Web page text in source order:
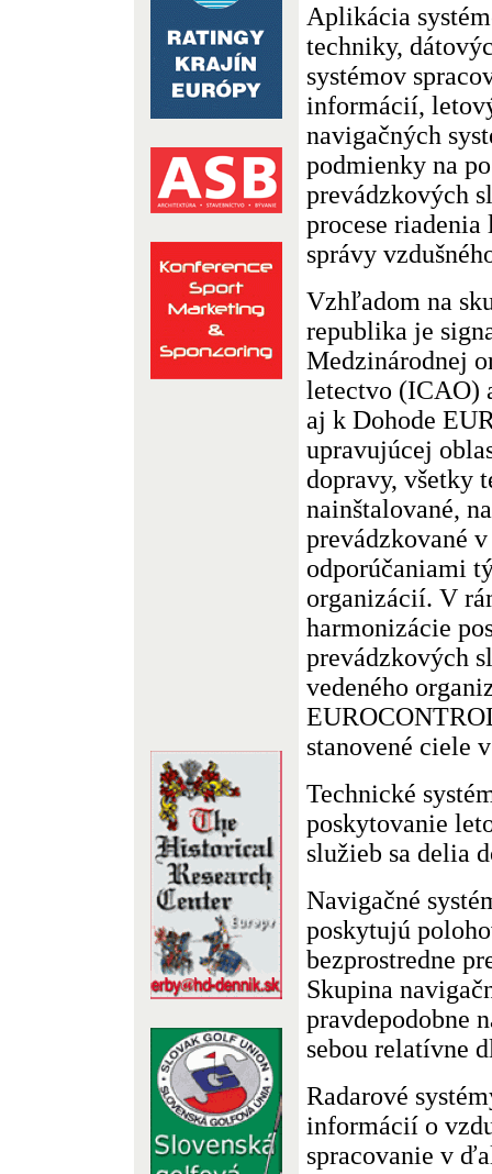
Aplikácia
techniky,
systémov
informácií,
navigačných
podmienky na
prevádzkových
procese
správy
Vzhľadom na
republika je
Medzinárodnej
letectvo (ICAO)
aj k Dohode
upravujúcej
dopravy, všetky
nainštalované,
prevádzkované
odporúčaniami
organizácií. V
harmonizácie
prevádzkových
vedeného
stanovené ciele
Technické
poskytovanie
služieb sa delia
Navigačné
poskytujú
bezprostredne
Skupina
pravdepodobne
sebou relatívne
Radarové
informácií o
spracovanie v